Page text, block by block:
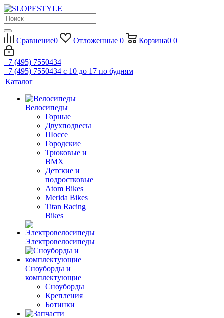
Сравнение0 Отложенные 0 Корзина0 0
+7 (495) 7550434
+7 (495) 7550434 с 10 до 17 по будням
Каталог
Велосипеды
Горные
Двухподвесы
Шоссе
Городские
Трюковые и
BMX
Детские и
подростковые
Atom Bikes
Merida Bikes
Titan Racing
Bikes
Электровелосипеды
Cноуборды и
комплектующие
Сноуборды
Крепления
Ботинки